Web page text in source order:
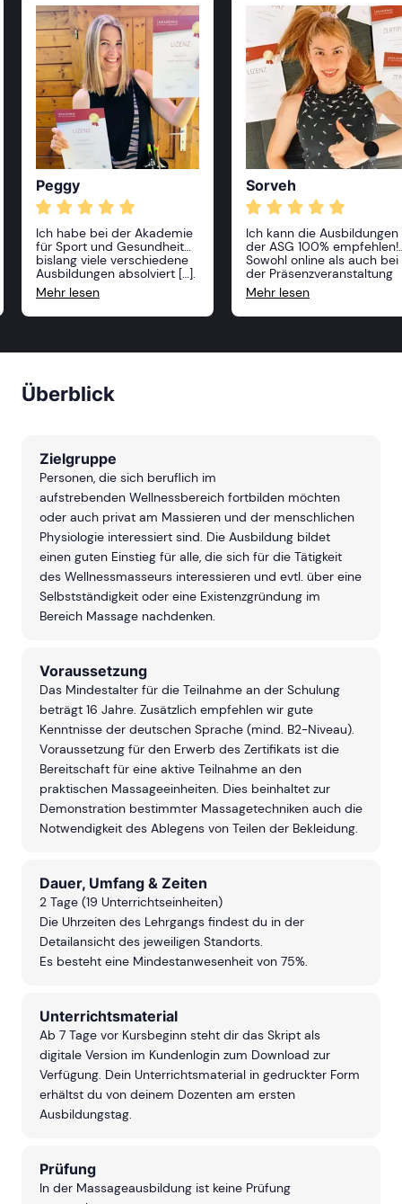
Peggy
Ich habe bei der Akademie
für Sport und Gesundheit
bislang viele verschiedene
Ausbildungen absolviert […].
Alle Kurse waren sehr
anspruchsvoll und
professionell, die Dozenten
kann die Akademie nur
Jahr weitere Kurse zu
Mehr lesen
Sorveh
Ich kann die Ausbildungen
der ASG 100% empfehlen!
Sowohl online als auch bei
der Präsenzveranstaltung
hat man viele
seine Kenntnisse zu
vertiefen oder etwas
unkompliziert erklärt. Ich
Mehr lesen
Überblick
Zielgruppe
Personen, die sich beruflich im
aufstrebenden Wellnessbereich fortbilden möchten
oder auch privat am Massieren und der menschlichen
Physiologie interessiert sind. Die Ausbildung bildet
einen guten Einstieg für alle, die sich für die Tätigkeit
des Wellnessmasseurs interessieren und evtl. über eine
Selbstständigkeit oder eine Existenzgründung im
Bereich Massage nachdenken.
Voraussetzung
Das Mindestalter für die Teilnahme an der Schulung
beträgt 16 Jahre. Zusätzlich empfehlen wir gute
Kenntnisse der deutschen Sprache (mind. B2-Niveau).
Voraussetzung für den Erwerb des Zertifikats ist die
Bereitschaft für eine aktive Teilnahme an den
praktischen Massageeinheiten. Dies beinhaltet zur
Demonstration bestimmter Massagetechniken auch die
Notwendigkeit des Ablegens von Teilen der Bekleidung.
Dauer, Umfang & Zeiten
2 Tage (19 Unterrichtseinheiten)
Die Uhrzeiten des Lehrgangs findest du in der
Detailansicht des jeweiligen Standorts.
Es besteht eine Mindestanwesenheit von 75%.
Unterrichtsmaterial
Ab 7 Tage vor Kursbeginn steht dir das Skript als
digitale Version im Kundenlogin zum Download zur
Verfügung. Dein Unterrichtsmaterial in gedruckter Form
erhältst du von deinem Dozenten am ersten
Ausbildungstag.
Prüfung
In der Massageausbildung ist keine Prüfung